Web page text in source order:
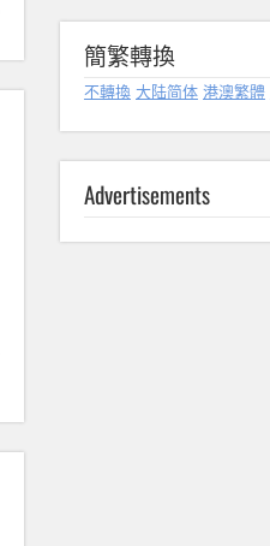
簡繁轉換
不轉換 大陆简体 港澳繁體
Advertisements